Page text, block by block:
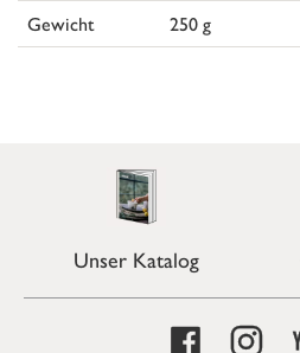
Gewicht
250 g
Unser Katalog